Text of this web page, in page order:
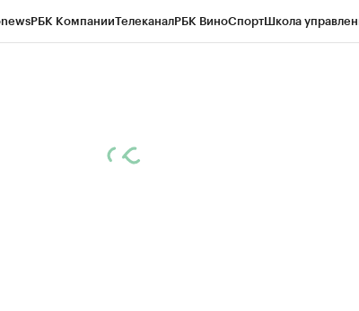
РБК КомпанииТелеканалРБК ВиноСпортШкола